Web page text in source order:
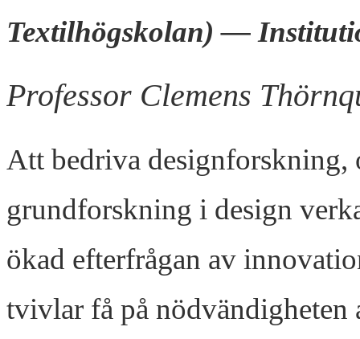
Textilhögskolan) —
Professor Clemens
Att bedriva designforskning,
grundforskning i design
ökad efterfrågan av
tvivlar få på